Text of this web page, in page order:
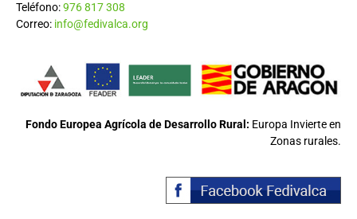
Teléfono:976 817 308
Correo: info@fedivalca.org
Fondo Europea Agrícola de Desarrollo Rural: Europa Invierte en
Zonas rurales.